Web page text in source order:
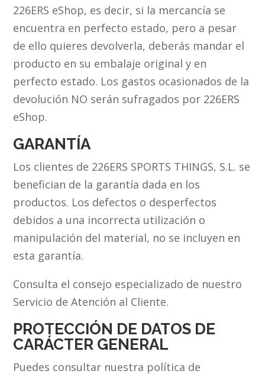
226ERS eShop, es decir, si la mercancía se
encuentra en perfecto estado, pero a pesar
de ello quieres devolverla, deberás mandar el
producto en su embalaje original y en
perfecto estado. Los gastos ocasionados de la
devolución NO serán sufragados por 226ERS
eShop.
GARANTÍA
Los clientes de 226ERS SPORTS THINGS, S.L. se
benefician de la garantía dada en los
productos. Los defectos o desperfectos
debidos a una incorrecta utilización o
manipulación del material, no se incluyen en
esta garantía.
Consulta el consejo especializado de nuestro
Servicio de Atención al Cliente.
PROTECCIÓN DE DATOS DE
CARÁCTER GENERAL
Puedes consultar nuestra política de